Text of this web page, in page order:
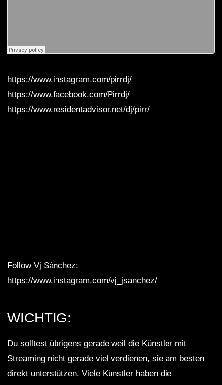
https://www.instagram.com/pirrdj/
https://www.facebook.com/Pirrdj/
https://www.residentadvisor.net/dj/pirr/
Follow Vj Sánchez:
https://www.instagram.com/vj_jsanchez/
WICHTIG:
Du solltest übrigens gerade weil die Künstler mit
Streaming nicht gerade viel verdienen, sie am besten
direkt unterstützen. Viele Künstler haben die